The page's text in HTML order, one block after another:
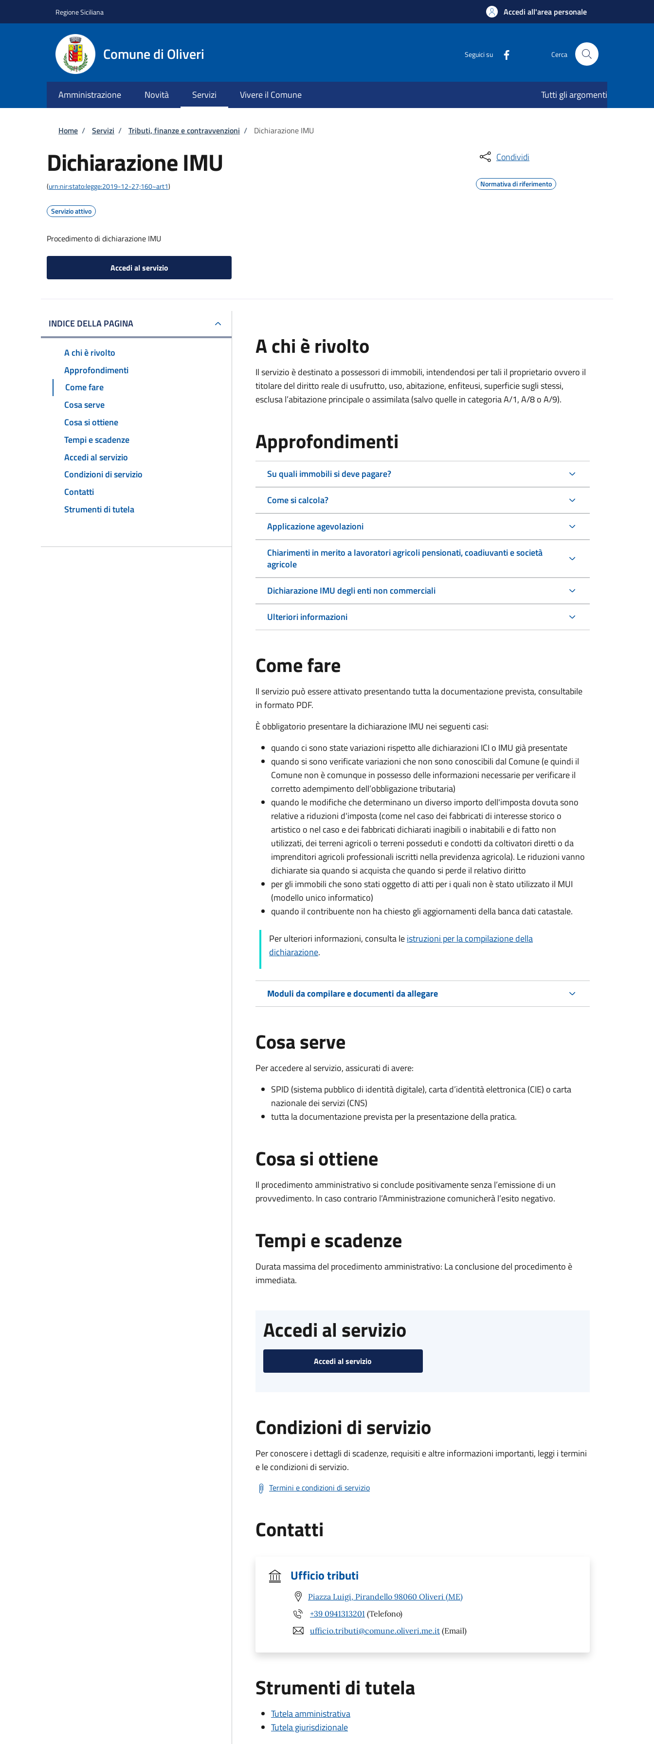
Regione Siciliana Accedi all'area personale
Comune di Oliveri Seguici su Cerca
Amministrazione Novità Servizi Vivere il Comune Tutti gli argomenti
Briciole di pane
Home / Servizi / Tributi, finanze e contravvenzioni / Dichiarazione IMU
Dichiarazione IMU
(urn:nir:stato:legge:2019-12-27;160~art1)
Servizio attivo
Procedimento di dichiarazione IMU
Accedi al servizio
Condividi
Normativa di riferimento
INDICE DELLA PAGINA
A chi è rivolto
Approfondimenti
Come fare
Cosa serve
Cosa si ottiene
Tempi e scadenze
Accedi al servizio
Condizioni di servizio
Contatti
Strumenti di tutela
A chi è rivolto
Il servizio è destinato apossessori di immobili, intendendosi per tali il proprietario ovvero il
titolare del diritto reale di usufrutto, uso, abitazione, enfiteusi, superficie sugli stessi,
esclusa l’abitazione principale o assimilata (salvo quelle in categoria A/1, A/8 o A/9).
Approfondimenti
Su quali immobili si deve pagare?
Come si calcola?
Applicazione agevolazioni
Chiarimenti in merito a lavoratori agricoli pensionati, coadiuvanti e società
agricole
Dichiarazione IMU degli enti non commerciali
Ulteriori informazioni
Come fare
Il servizio può essere attivato presentando tutta la documentazione prevista, consultabile
in formato PDF.
È obbligatorio presentare la dichiarazione IMU nei seguenti casi:
quando ci sono state variazioni rispetto alle dichiarazioni ICI o IMU già presentate
quando si sono verificate variazioni che non sono conoscibili dal Comune (e quindi il
Comune non è comunque in possesso delle informazioni necessarie per verificare il
corretto adempimento dell’obbligazione tributaria)
quando le modifiche che determinano un diverso importo dell'imposta dovuta sono
relative a riduzioni d'imposta (come nel caso dei fabbricati di interesse storico o
artistico o nel caso e dei fabbricati dichiarati inagibili o inabitabili e di fatto non
utilizzati, dei terreni agricoli o terreni posseduti e condotti da coltivatori diretti o da
imprenditori agricoli professionali iscritti nella previdenza agricola). Le riduzioni vanno
dichiarate sia quando si acquista che quando si perde il relativo diritto
per gli immobili che sono stati oggetto di atti per i quali non è stato utilizzato il MUI
(modello unico informatico)
quando il contribuente non ha chiesto gli aggiornamenti della banca dati catastale.
Per ulteriori informazioni, consulta leistruzioni per la compilazione della
dichiarazione.
Moduli da compilare e documenti da allegare
Cosa serve
Per accedere al servizio, assicurati di avere:
SPID (sistema pubblico di identità digitale), carta d’identità elettronica (CIE) o carta
nazionale dei servizi (CNS)
tutta la documentazione prevista per la presentazione della pratica.
Cosa si ottiene
Il procedimento amministrativo si conclude positivamente senza l’emissione di un
provvedimento. In caso contrario l’Amministrazione comunicherà l’esito negativo.
Tempi e scadenze
Durata massima del procedimento amministrativo: La conclusione del procedimento è
immediata.
Accedi al servizio
Accedi al servizio
Condizioni di servizio
Per conoscere i dettagli di scadenze, requisiti e altre informazioni importanti, leggi i termini
e le condizioni di servizio.
Termini e condizioni di servizio
Contatti
Ufficio tributi
Piazza Luigi, Pirandello 98060 Oliveri (ME)
+39 0941313201 (Telefono)
ufficio.tributi@comune.oliveri.me.it (Email)
Strumenti di tutela
Tutela amministrativa
Tutela giurisdizionale